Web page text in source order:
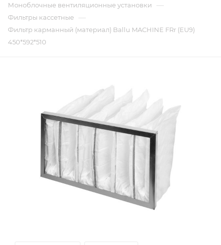
Моноблочные вентиляционные установки —
Фильтры кассетные —
Фильтр карманный (материал) Ballu MACHINE FRr (EU9)
450*592*510